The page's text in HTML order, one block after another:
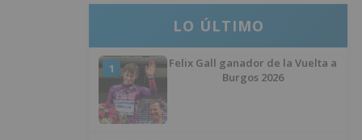
LO ÚLTIMO
1
Felix Gall ganador de la Vuelta a
Burgos 2026